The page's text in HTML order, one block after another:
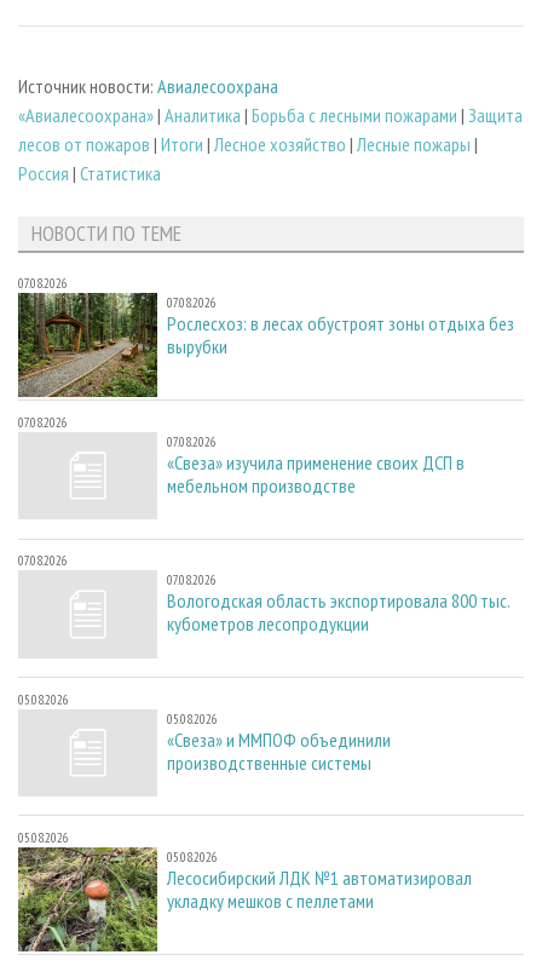
Источник новости: Авиалесоохрана
«Авиалесоохрана»| Аналитика | Борьба с лесными пожарами | Защита
лесов от пожаров | Итоги | Лесное хозяйство | Лесные пожары |
Россия | Статистика
НОВОСТИ ПО ТЕМЕ
07.08.2026
07.08.2026
Рослесхоз: в лесах обустроят зоны отдыха без
вырубки
07.08.2026
07.08.2026
«Свеза» изучила применение своих ДСП в
мебельном производстве
07.08.2026
07.08.2026
Вологодская область экспортировала 800 тыс.
кубометров лесопродукции
05.08.2026
05.08.2026
«Свеза» и ММПОФ объединили
производственные системы
05.08.2026
05.08.2026
Лесосибирский ЛДК №1 автоматизировал
укладку мешков с пеллетами